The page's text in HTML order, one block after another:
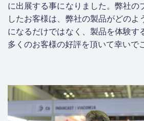
に出展する事になりました。弊社の
したお客様は、弊社の製品がどのよ
になるだけではなく、製品を体験す
多くのお客様の好評を頂いて幸いで